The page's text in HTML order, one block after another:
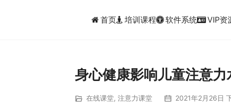
首页 培训课程 软件系统 VIP资
身心健康影响儿童注意力
在线课堂, 注意力课堂 2021年2月26日